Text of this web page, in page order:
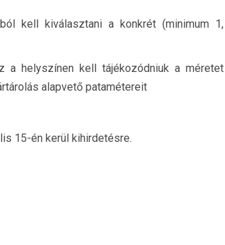
kell kiválasztani a konkrét (minimum 1,
a helyszínen kell tájékozódniuk a méretet
alapvető patamétereit
15-én kerül kihirdetésre.